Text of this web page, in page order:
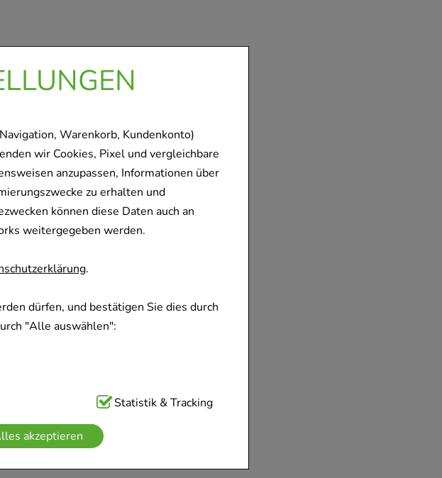
Warenkorb, Kundenkonto)
wir Cookies, Pixel und vergleichbare
anzupassen, Informationen über
zu erhalten und
können diese Daten auch an
weitergegeben werden.
.
dürfen, und bestätigen Sie dies durch
"Alle auswählen":
die für die Grundfunktionen unserer
weshalb auf diese nicht
Statistik & Tracking
akzeptieren